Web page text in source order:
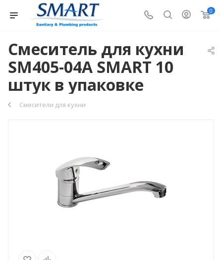
0
Смеситель для кухни
SM405-04A SMART 10
штук в упаковке
Смесители для кухни